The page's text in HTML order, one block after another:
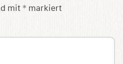
mit * markiert